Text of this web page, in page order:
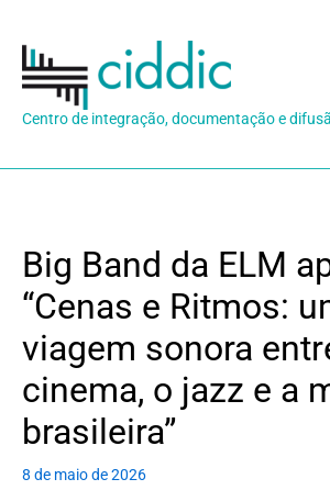
para
conteúdo
Centro de integração, documentação e
Big Band da ELM
“Cenas e Ritmos:
viagem sonora
cinema, o jazz e a
brasileira”
8 de maio de 2026